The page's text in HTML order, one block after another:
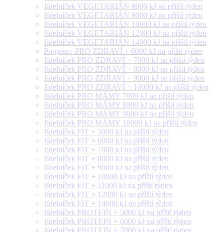
Jídelníček VEGETARIÁN 8000 kJ na příští týden
Jídelníček VEGETARIÁN 9000 kJ na příští týden
Jídelníček VEGETARIÁN 10000 kJ na příští týden
Jídelníček VEGETARIÁN 12000 kJ na příští týden
Jídelníček VEGETARIÁN 14000 kJ na příští týden
Program: PRO ZDRAVÍ + 6000 kJ na příští týden
Jídelníček PRO ZDRAVÍ + 7000 kJ na příští týden
Jídelníček PRO ZDRAVÍ + 8000 kJ na příští týden
Jídelníček PRO ZDRAVÍ + 9000 kJ na příští týden
Jídelníček PRO ZDRAVÍ + 10000 kJ na příští týden
Jídelníček PRO MÁMY 7000 kJ na příští týden
Jídelníček PRO MÁMY 8000 kJ na příští týden
Jídelníček PRO MÁMY 9000 kJ na příští týden
Jídelníček PRO MÁMY 10000 kJ na příští týden
Jídelníček FIT + 5000 kJ na příští týden
Jídelníček FIT + 6000 kJ na příští týden
Jídelníček FIT + 7000 kJ na příští týden
Jídelníček FIT + 8000 kJ na příští týden
Jídelníček FIT + 9000 kJ na příští týden
Jídelníček FIT + 10000 kJ na příští týden
Jídelníček FIT + 11000 kJ na příští týden
Jídelníček FIT + 12000 kJ na příští týden
Jídelníček FIT + 14000 kJ na příští týden
Jídelníček PROTEIN + 5000 kJ na příští týden
Jídelníček PROTEIN + 6000 kJ na příští týden
Jídelníček PROTEIN + 7000 kJ na příští týden